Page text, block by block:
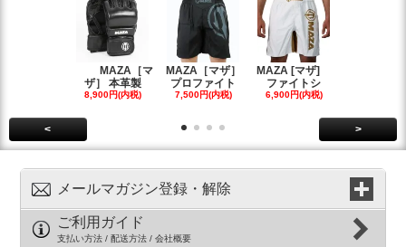
MAZA［マ
ザ］ 本革製
8,900円(内税)
MAZA［マザ］
プロファイト
7,500円(内税)
MAZA [マザ]
ファイトシ
6,900円(内税)
< >
メールマガジン登録・解除
ご利用ガイド
支払い方法 / 配送方法 / 会社概要